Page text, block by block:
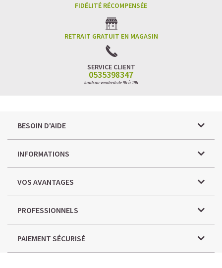
FIDÉLITÉ RÉCOMPENSÉE
RETRAIT GRATUIT EN MAGASIN
SERVICE CLIENT
0535398347
lundi au vendredi de 9h à 19h
BESOIN D'AIDE
INFORMATIONS
VOS AVANTAGES
PROFESSIONNELS
PAIEMENT SÉCURISÉ